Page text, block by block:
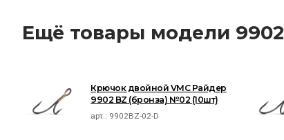
Ещё товары модели 9902
Крючок двойной VMC Райдер
9902 BZ (бронза) №02 (10шт)
арт.: 9902BZ-02-D